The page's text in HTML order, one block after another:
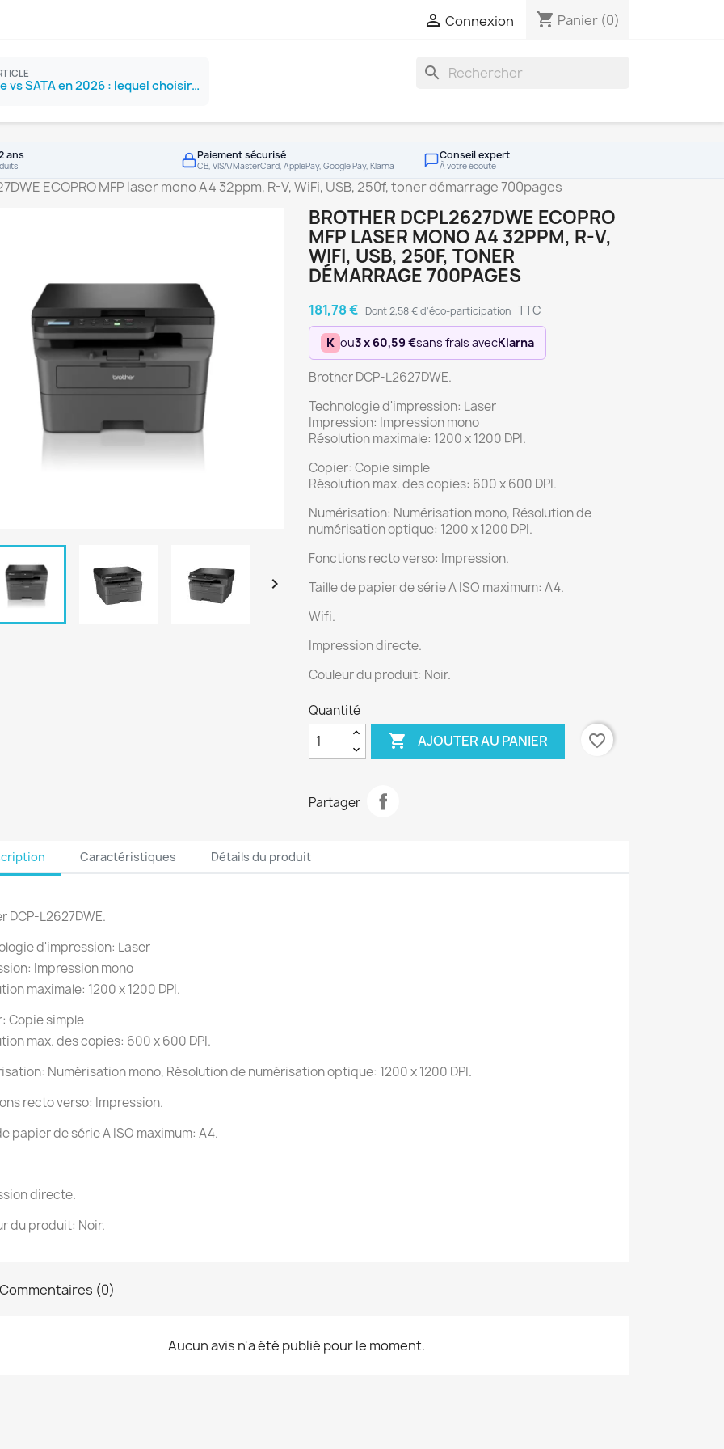
 Connexion shopping_cart Panier (0)
SSD NVMe vs SATA en 2026 : lequel choisir ?
search
ans Paiement sécurisé
CB, VISA/MasterCard, ApplePay, Google Pay, Klarna
Conseil expert
À votre écoute
ECOPRO MFP laser mono A4 32ppm, R-V, WiFi, USB, 250f, toner démarrage 700pages

BROTHER DCPL2627DWE ECOPRO
MFP LASER MONO A4 32PPM, R-V,
WIFI, USB, 250F, TONER
DÉMARRAGE 700PAGES
181,78 € Dont 2,58 € d'éco-participation TTC
K ou3 x 60,59 €sans frais avecKlarna
Brother DCP-L2627DWE.
Technologie d'impression: Laser
Impression: Impression mono
Résolution maximale: 1200 x 1200 DPI.
Copier: Copie simple
Résolution max. des copies: 600 x 600 DPI.
Numérisation: Numérisation mono, Résolution de
numérisation optique: 1200 x 1200 DPI.
Fonctions recto verso: Impression.
Taille de papier de série A ISO maximum: A4.
Wifi.
Impression directe.
Couleur du produit: Noir.
Quantité
 AJOUTER AU PANIER favorite_border
Partager
Caractéristiques Détails du produit
DCP-L2627DWE.
d'impression: Laser
Impression mono
maximale: 1200 x 1200 DPI.
Copie simple
max. des copies: 600 x 600 DPI.
Numérisation mono, Résolution de numérisation optique: 1200 x 1200 DPI.
recto verso: Impression.
papier de série A ISO maximum: A4.
directe.
du produit: Noir.
(0)
Aucun avis n'a été publié pour le moment.